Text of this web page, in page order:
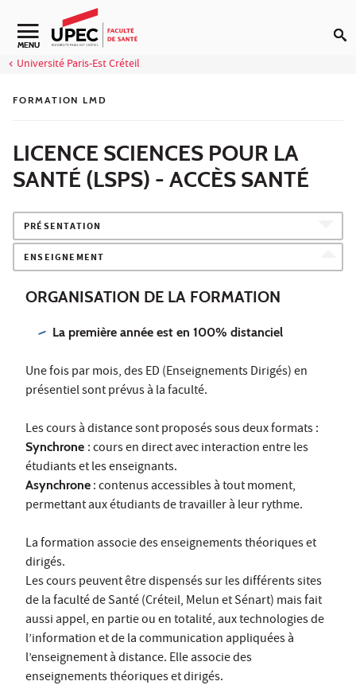
Aller au contenu
Navigation secondaire
MENU
Université Paris-Est Créteil
FORMATION LMD
LICENCE SCIENCES POUR LA
SANTÉ (LSPS) - ACCÈS SANTÉ
PRÉSENTATION
ENSEIGNEMENT
ORGANISATION DE LA FORMATION
La première année est en 100% distanciel
Une fois par mois, des ED (Enseignements Dirigés) en
présentiel sont prévus à la faculté.
Les cours à distance sont proposés sous deux formats :
Synchrone : cours en direct avec interaction entre les
étudiants et les enseignants.
Asynchrone : contenus accessibles à tout moment,
permettant aux étudiants de travailler à leur rythme.
La formation associe des enseignements théoriques et
dirigés.
Les cours peuvent être dispensés sur les différents sites
de la faculté de Santé (Créteil, Melun et Sénart) mais fait
aussi appel, en partie ou en totalité, aux technologies de
l’information et de la communication appliquées à
l’enseignement à distance. Elle associe des
enseignements théoriques et dirigés.